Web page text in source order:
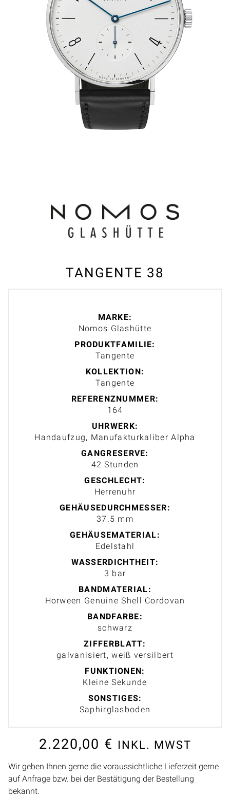
TANGENTE 38
MARKE:
Nomos Glashütte
PRODUKTFAMILIE:
Tangente
KOLLEKTION:
Tangente
REFERENZNUMMER:
164
UHRWERK:
Handaufzug, Manufakturkaliber Alpha
GANGRESERVE:
42 Stunden
GESCHLECHT:
Herrenuhr
GEHÄUSEDURCHMESSER:
37.5 mm
GEHÄUSEMATERIAL:
Edelstahl
WASSERDICHTHEIT:
3 bar
BANDMATERIAL:
Horween Genuine Shell Cordovan
BANDFARBE:
schwarz
ZIFFERBLATT:
galvanisiert, weiß versilbert
FUNKTIONEN:
Kleine Sekunde
SONSTIGES:
Saphirglasboden
2.220,00 € INKL. MWST
Wir geben Ihnen gerne die voraussichtliche Lieferzeit gerne
auf Anfrage bzw. bei der Bestätigung der Bestellung
bekannt.